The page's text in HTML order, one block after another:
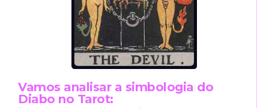
Vamos analisar a simbologia do
Diabo no Tarot: